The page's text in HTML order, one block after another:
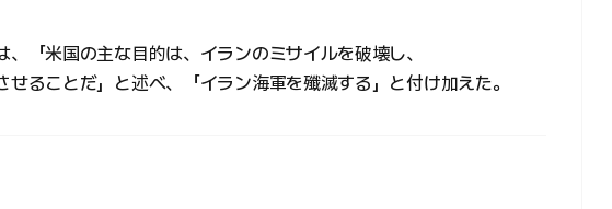
、「米国の主な目的は、イランのミサイルを破壊し、
せることだ」と述べ、「イラン海軍を殲滅する」と付け加えた。